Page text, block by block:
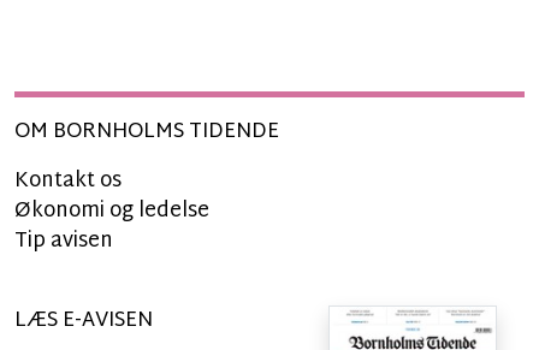
OM BORNHOLMS TIDENDE
Kontakt os
Økonomi og ledelse
Tip avisen
LÆS E-AVISEN